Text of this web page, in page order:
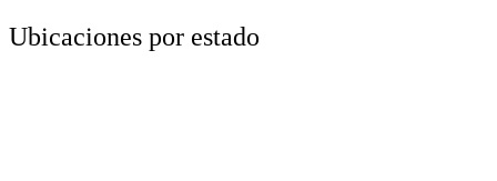
Ubicaciones por estado